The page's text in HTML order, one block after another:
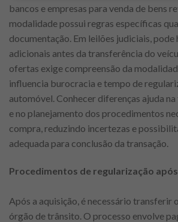
bancos e empresas para venda de bens
modalidade possui regras específicas
documentação. Em leilões judiciais, pode
adicionais antes da transferência do
ofertas exige compreensão da
influencia burocracia e tempo de
automóvel. Conhecer diferenças ajuda
e no planejamento dos procedimentos
compra, reduzindo incertezas e
adequada para conclusão da transação.
Procedimentos de regularização
Após a aquisição, é necessário transferir
órgão de trânsito. O processo envolve